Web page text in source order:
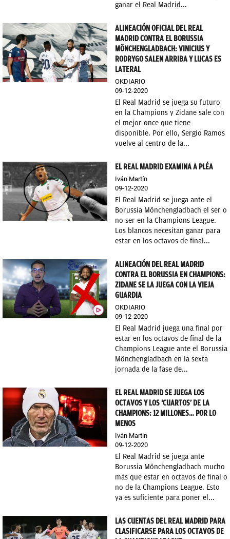
ganar el Real Madrid...
ALINEACIÓN OFICIAL DEL REAL
MADRID CONTRA EL BORUSSIA
MÖNCHENGLADBACH: VINICIUS Y
RODRYGO SALEN ARRIBA Y LUCAS ES
LATERAL
OKDIARIO
09-12-2020
El Real Madrid se juega su futuro
en la Champions y Zidane sale con
el mejor once que tiene
disponible. Por ello, Sergio Ramos
vuelve al centro de la...
EL REAL MADRID EXAMINA A PLÉA
Iván Martín
09-12-2020
El Real Madrid se juega ante el
Borussia Mönchengladbach el ser o
no ser en la Champions League.
Los blancos necesitan ganar para
estar en los octavos de final...
ALINEACIÓN DEL REAL MADRID
CONTRA EL BORUSSIA EN CHAMPIONS:
ZIDANE SE LA JUEGA CON LA VIEJA
GUARDIA
OKDIARIO
09-12-2020
El Real Madrid juega una final por
estar en los octavos de final de la
Champions League ante el Borussia
Mönchengladbach en la sexta
jornada de la fase de...
EL REAL MADRID SE JUEGA LOS
OCTAVOS Y LOS ‘CUARTOS’ DE LA
CHAMPIONS: 12 MILLONES… POR LO
MENOS
Iván Martín
09-12-2020
El Real Madrid se juega ante
Borussia Mönchengladbach mucho
más que estar en octavos de final o
no de la Champions League. Esto
ya es suficiente para poner el...
LAS CUENTAS DEL REAL MADRID PARA
CLASIFICARSE PARA LOS OCTAVOS DE